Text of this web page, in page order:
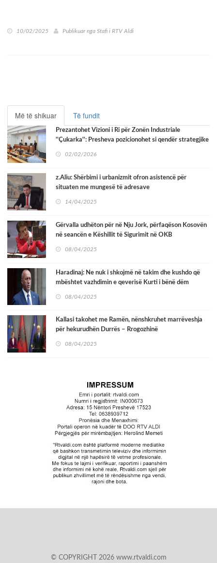
10/02/2025 Publikuar nga Stafi i RTV Aldi
Më të shikuar Të fundit
Prezantohet Vizioni i Ri për Zonën Industriale
''Çukarka'': Presheva pozicionohet si qendër strategjike
02/02/2026
z.Aliu: Shërbimi i urbanizmit ofron asistencë për
situaten me mungesë të adresave
14/04/2025
Gërvalla udhëton për në Nju Jork, përfaqëson Kosovën
në seancën e Këshillit të Sigurimit në OKB
08/04/2025
Haradinaj: Ne nuk i shkojmë në takim dhe kushdo që
mbështet vazhdimin e qeverisë Kurti i bënë dëm
08/04/2025
Kallasi takohet me Ramën, nënshkruhet marrëveshja
për hekurudhën Durrës – Rrogozhinë
08/04/2025
© COPYRIGHT 2026 www.rtvaldi.com